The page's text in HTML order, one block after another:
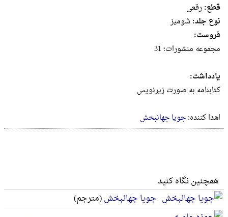
قطع:رقعى
نوع جلد: شومیز
فروست:
مجموعه منشورات؛ 31
یادداشت:
کتابنامه به صورت زیرنویس
اهدا کننده:جویا جهانبخش
همچنین نگاه کنید
جویا جهانبخش(مترجم)